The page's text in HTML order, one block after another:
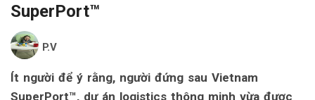
SuperPort™
P.V
Ít người để ý rằng, người đứng sau Vietnam
SuperPort™, dự án logistics thông minh vừa được